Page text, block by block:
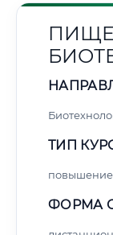
ТИП
ФОРМА